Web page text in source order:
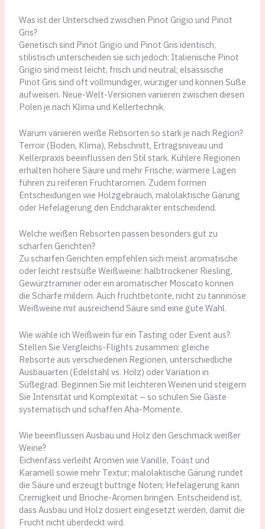
Was ist der Unterschied zwischen Pinot Grigio und Pinot
Gris?
Genetisch sind Pinot Grigio und Pinot Gris identisch,
stilistisch unterscheiden sie sich jedoch: Italienische Pinot
Grigio sind meist leicht, frisch und neutral; elsässische
Pinot Gris sind oft vollmundiger, würziger und können Süße
aufweisen. Neue-Welt-Versionen variieren zwischen diesen
Polen je nach Klima und Kellertechnik.
Warum variieren weiße Rebsorten so stark je nach Region?
Terroir (Boden, Klima), Rebschnitt, Ertragsniveau und
Kellerpraxis beeinflussen den Stil stark. Kühlere Regionen
erhalten höhere Säure und mehr Frische; wärmere Lagen
führen zu reiferen Fruchtaromen. Zudem formen
Entscheidungen wie Holzgebrauch, malolaktische Gärung
oder Hefelagerung den Endcharakter entscheidend.
Welche weißen Rebsorten passen besonders gut zu
scharfen Gerichten?
Zu scharfen Gerichten empfehlen sich meist aromatische
oder leicht restsüße Weißweine: halbtrockener Riesling,
Gewürztraminer oder ein aromatischer Moscato können
die Schärfe mildern. Auch fruchtbetonte, nicht zu tanninöse
Weißweine mit ausreichend Säure sind eine gute Wahl.
Wie wähle ich Weißwein für ein Tasting oder Event aus?
Stellen Sie Vergleichs-Flights zusammen: gleiche
Rebsorte aus verschiedenen Regionen, unterschiedliche
Ausbauarten (Edelstahl vs. Holz) oder Variation in
Süßegrad. Beginnen Sie mit leichteren Weinen und steigern
Sie Intensität und Komplexität – so schulen Sie Gäste
systematisch und schaffen Aha-Momente.
Wie beeinflussen Ausbau und Holz den Geschmack weißer
Weine?
Eichenfass verleiht Aromen wie Vanille, Toast und
Karamell sowie mehr Textur; malolaktische Gärung rundet
die Säure und erzeugt buttrige Noten; Hefelagerung kann
Cremigkeit und Brioche-Aromen bringen. Entscheidend ist,
dass Ausbau und Holz dosiert eingesetzt werden, damit die
Frucht nicht überdeckt wird.